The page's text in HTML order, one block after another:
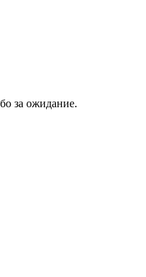
за ожидание.